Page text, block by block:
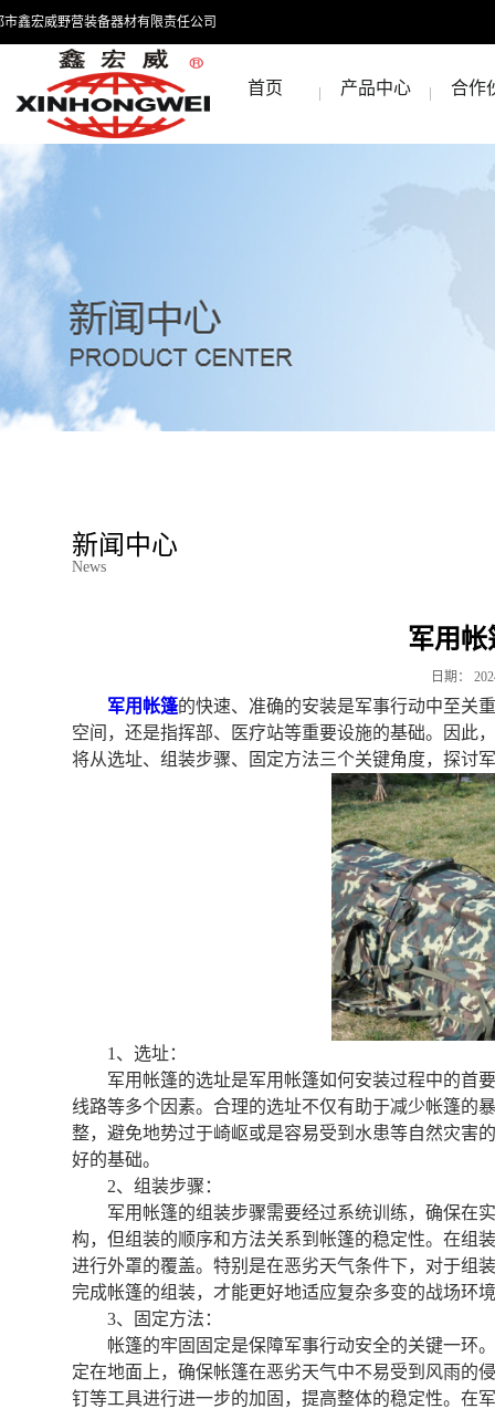
市鑫宏威野营装备器材有限责任公司
首页 产品中心 合作
新闻中心
News
军用帐
日期：
军用帐篷的快速、准确的安装是军事行动中至关
空间，还是指挥部、医疗站等重要设施的基础。因此
将从选址、组装步骤、固定方法三个关键角度，探讨
1、选址：
军用帐篷的选址是军用帐篷如何安装过程中的首
线路等多个因素。合理的选址不仅有助于减少帐篷的
整，避免地势过于崎岖或是容易受到水患等自然灾害
好的基础。
2、组装步骤：
军用帐篷的组装步骤需要经过系统训练，确保在
构，但组装的顺序和方法关系到帐篷的稳定性。在组
进行外罩的覆盖。特别是在恶劣天气条件下，对于组
完成帐篷的组装，才能更好地适应复杂多变的战场环
3、固定方法：
帐篷的牢固固定是保障军事行动安全的关键一环
定在地面上，确保帐篷在恶劣天气中不易受到风雨的
钉等工具进行进一步的加固，提高整体的稳定性。在